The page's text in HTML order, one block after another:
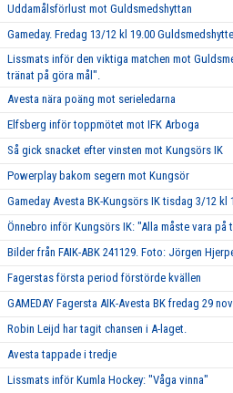
Uddamålsförlust mot Guldsmedshyttan
Gameday. Fredag 13/12 kl 19.00
Lissmats inför den viktiga matchen mot
tränat på göra mål".
Avesta nära poäng mot serieledarna
Elfsberg inför toppmötet mot IFK Arboga
Så gick snacket efter vinsten mot Kungsörs IK
Powerplay bakom segern mot Kungsör
Gameday Avesta BK-Kungsörs IK tisdag 3/12 kl
Önnebro inför Kungsörs IK: "Alla måste vara på
Bilder från FAIK-ABK 241129. Foto: Jörgen
Fagerstas första period förstörde kvällen
GAMEDAY Fagersta AIK-Avesta BK fredag 29
Robin Leijd har tagit chansen i A-laget.
Avesta tappade i tredje
Lissmats inför Kumla Hockey: "Våga vinna"